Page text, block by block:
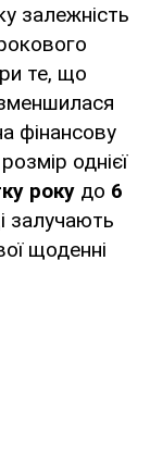
залежність
те, що
фінансову
однієї
року до 6
залучають
щоденні